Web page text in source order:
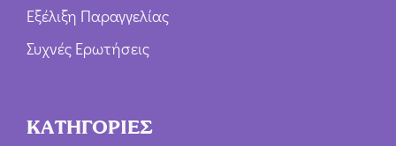
Εξέλιξη Παραγγελίας
Συχνές Ερωτήσεις
ΚΑΤΗΓΟΡΙΕΣ